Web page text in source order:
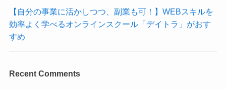
【自分の事業に活かしつつ、副業も可！】WEBスキルを
効率よく学べるオンラインスクール「デイトラ」がおす
すめ
Recent Comments